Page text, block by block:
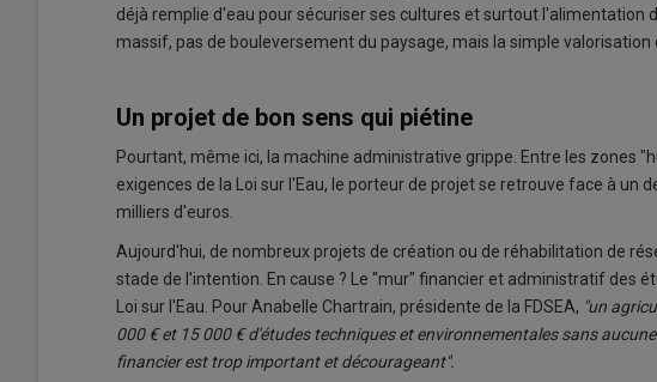
déjà remplie d'eau pour sécuriser ses cultures et surtout l'alimentation
massif, pas de bouleversement du paysage, mais la simple valorisation
Un projet de bon sens qui piétine
Pourtant, même ici, la machine administrative grippe. Entre les zones
exigences de la Loi sur l'Eau, le porteur de projet se retrouve face à un
milliers d'euros.
Aujourd'hui, de nombreux projets de création ou de réhabilitation de
stade de l'intention. En cause ? Le "mur" financier et administratif des
Loi sur l'Eau. Pour Anabelle Chartrain, présidente de la FDSEA, "un
000 € et 15 000 € d'études techniques et environnementales sans
financier est trop important et décourageant".